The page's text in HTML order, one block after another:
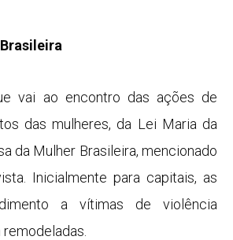
vai ao encontro das ações de
das mulheres, da Lei Maria da
da Mulher Brasileira, mencionado
Inicialmente para capitais, as
a vítimas de violência